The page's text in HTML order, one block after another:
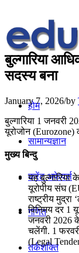
होम
सामान्यज्ञान
करेंट अफेयर्स
गणित
तर्कशक्ति
बुल्गारिया
सदस्य बना
January 7, 2026/by
बुल्गारिया 1 जनवरी
यूरोजोन (Eurozone)
मुख्य बिन्दु
यह बुल्गारिया
यूरोपीय संघ
राष्ट्रीय
विनिमय दर 1
जनवरी 2026
चलेंगी. 1
(Legal